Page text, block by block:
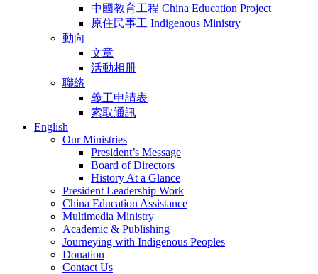
中國教育工程 China Education Project
原住民事工 Indigenous Ministry
動向
文章
活動相册
聯絡
義工申請表
索取通訊
English
Our Ministries
President’s Message
Board of Directors
History At a Glance
President Leadership Work
China Education Assistance
Multimedia Ministry
Academic & Publishing
Journeying with Indigenous Peoples
Donation
Contact Us